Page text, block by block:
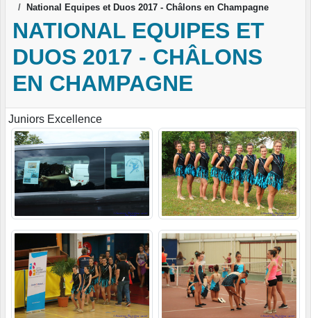
National Equipes et Duos 2017 - Châlons en Champagne
NATIONAL EQUIPES ET
DUOS 2017 - CHÂLONS
EN CHAMPAGNE
Juniors Excellence